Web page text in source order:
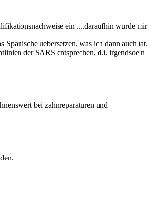
ein ....daraufhin wurde mir
uebersetzen, was ich dann auch tat.
der SARS entsprechen, d.i. irgendsoein
bei zahnreparaturen und